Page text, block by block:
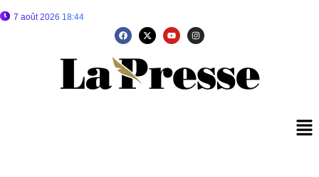
7 août 2026 18:44